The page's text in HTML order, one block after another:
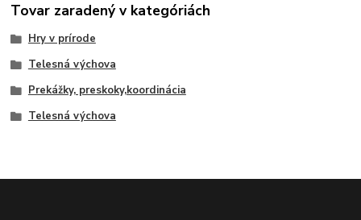
Tovar zaradený v kategóriách
Hry v prírode
Telesná výchova
Prekážky, preskoky,koordinácia
Telesná výchova